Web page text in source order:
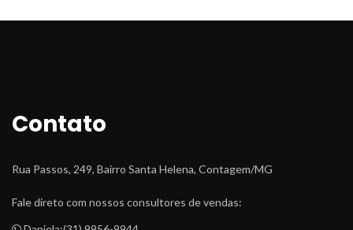
Contato
Rua Passos, 249, Bairro Santa Helena, Contagem/MG
Fale direto com nossos consultores de vendas: